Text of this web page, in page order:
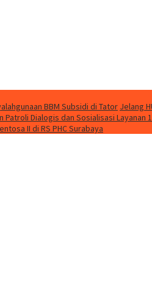
BBM Subsidi di Tator Jelang
Dialogis dan Sosialisasi Layanan
II di RS PHC Surabaya